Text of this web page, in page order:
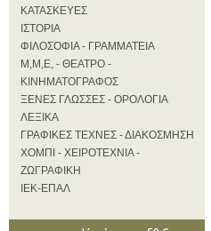
ΚΑΤΑΣΚΕΥΕΣ
ΙΣΤΟΡΙΑ
ΦΙΛΟΣΟΦΙΑ - ΓΡΑΜΜΑΤΕΙΑ
Μ,Μ,Ε, - ΘΕΑΤΡΟ -
ΚΙΝΗΜΑΤΟΓΡΑΦΟΣ
ΞΕΝΕΣ ΓΛΩΣΣΕΣ - ΟΡΟΛΟΓΙΑ
ΛΕΞΙΚΑ
ΓΡΑΦΙΚΕΣ ΤΕΧΝΕΣ - ΔΙΑΚΟΣΜΗΣΗ
ΧΟΜΠΙ - ΧΕΙΡΟΤΕΧΝΙΑ -
ΖΩΓΡΑΦΙΚΗ
ΙΕΚ-ΕΠΑΛ